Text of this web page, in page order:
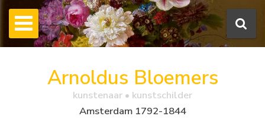
Arnoldus Bloemers
kunstenaar • kunstschilder
Amsterdam 1792-1844